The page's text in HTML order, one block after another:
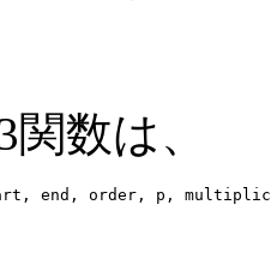
数は、
end, order, p,